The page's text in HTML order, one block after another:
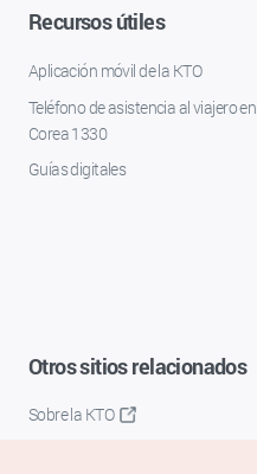
Recursos útiles
Aplicación móvil de la KTO
Teléfono de asistencia al viajero en
Corea 1330
Guías digitales
Otros sitios relacionados
Sobre la KTO